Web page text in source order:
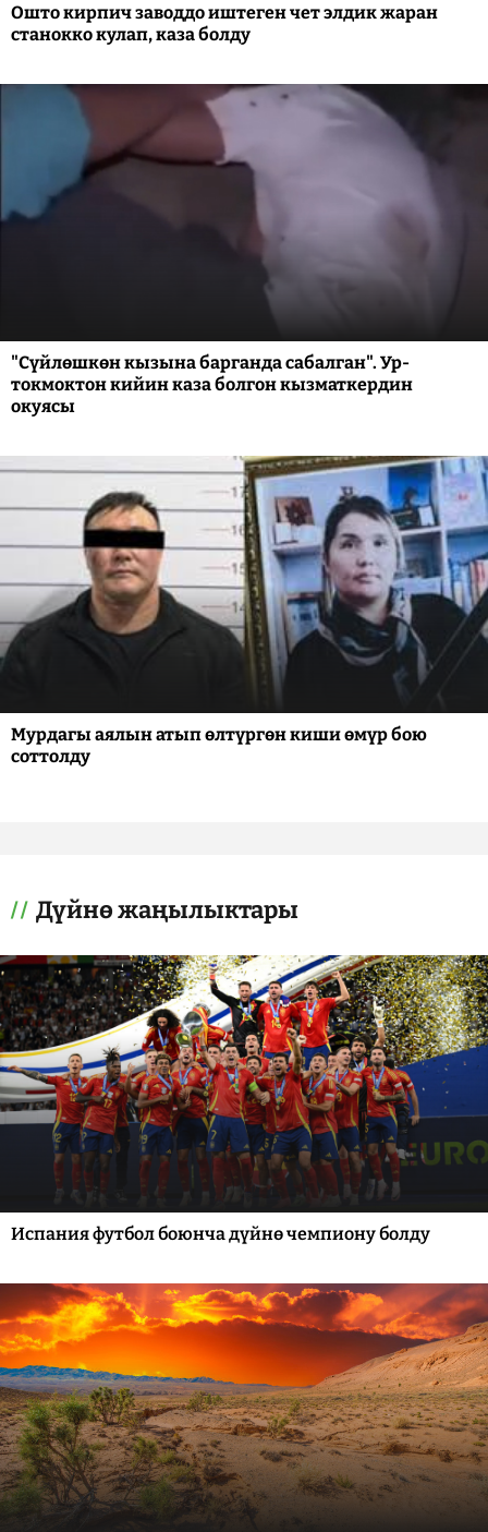
Ошто кирпич заводдо иштеген чет элдик жаран
станокко кулап, каза болду
"Сүйлөшкөн кызына барганда сабалган". Ур-
токмоктон кийин каза болгон кызматкердин
окуясы
Мурдагы аялын атып өлтүргөн киши өмүр бою
соттолду
Дүйнө жаңылыктары
Испания футбол боюнча дүйнө чемпиону болду